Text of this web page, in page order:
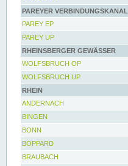
PAREYER VERBINDUNGSKANAL
PAREY EP
PAREY UP
RHEINSBERGER GEWÄSSER
WOLFSBRUCH OP
WOLFSBRUCH UP
RHEIN
ANDERNACH
BINGEN
BONN
BOPPARD
BRAUBACH